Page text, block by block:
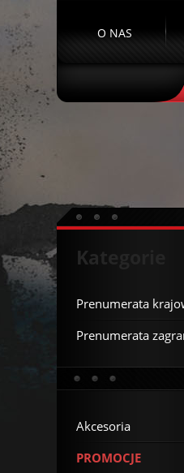
O NAS
Kategorie
Prenumerata
Prenumerata
Akcesoria
PROMOCJE